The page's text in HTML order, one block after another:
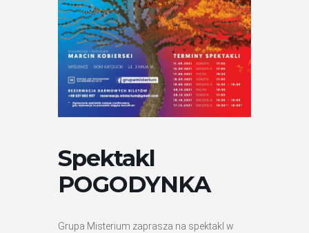
Spektakl
POGODYNKA
Grupa Misterium zaprasza na spektakl w